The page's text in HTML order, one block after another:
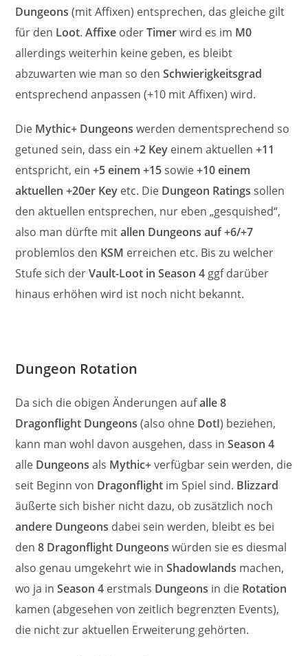
Dungeons (mit Affixen) entsprechen, das gleiche gilt
für den Loot.Affixe oderTimerwird es im M0
allerdings weiterhin keine geben, es bleibt
abzuwarten wie man so denSchwierigkeitsgrad
entsprechend anpassen (+10 mit Affixen) wird.
Die Mythic+ Dungeons werden dementsprechend so
getuned sein, dass ein+2 Key einem aktuellen+11
entspricht, ein+5 einem +15sowie+10 einem
aktuellen +20er Key etc. Die Dungeon Ratings sollen
den aktuellen entsprechen, nur eben „gesquished“,
also man dürfte mitallen Dungeons auf +6/+7
problemlos den KSM erreichen etc. Bis zu welcher
Stufe sich derVault-Loot in Season 4ggf darüber
hinaus erhöhen wird ist noch nicht bekannt.
Dungeon Rotation
Da sich die obigen Änderungen aufalle 8
Dragonflight Dungeons (also ohne DotI) beziehen,
kann man wohl davon ausgehen, dass inSeason 4
alle Dungeons als Mythic+verfügbar sein werden, die
seit Beginn von Dragonflight im Spiel sind. Blizzard
äußerte sich bisher nicht dazu, ob zusätzlich noch
andere Dungeons dabei sein werden, bleibt es bei
den8 Dragonflight Dungeons würden sie es diesmal
also genau umgekehrt wie inShadowlands machen,
wo ja inSeason 4 erstmals Dungeons in die Rotation
kamen (abgesehen von zeitlich begrenzten Events),
die nicht zur aktuellen Erweiterung gehörten.